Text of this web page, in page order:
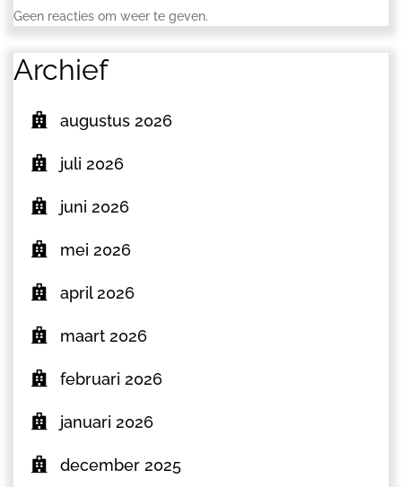
Geen reacties om weer te geven.
Archief
augustus 2026
juli 2026
juni 2026
mei 2026
april 2026
maart 2026
februari 2026
januari 2026
december 2025